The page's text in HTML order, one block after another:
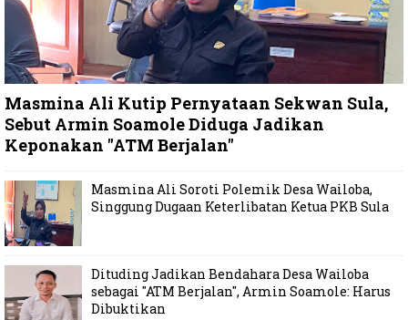
Masmina Ali Kutip Pernyataan Sekwan Sula,
Sebut Armin Soamole Diduga Jadikan
Keponakan "ATM Berjalan"
Masmina Ali Soroti Polemik Desa Wailoba,
Singgung Dugaan Keterlibatan Ketua PKB Sula
Dituding Jadikan Bendahara Desa Wailoba
sebagai "ATM Berjalan", Armin Soamole: Harus
Dibuktikan